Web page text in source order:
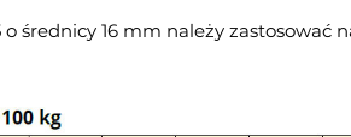
średnicy 16 mm należy zastosować